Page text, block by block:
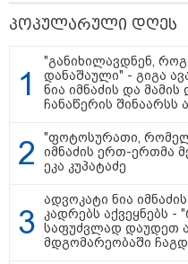
11:13 / 05-08-2026
Hisense
უკეთესი
მსოფლიო
პოპულარული დღეს
"განიხილავდნენ,
დანაშაული" - გიგა
ნია იმნაძის და
ჩანაწერის შინაარსს
"ფოტოსურათი,
იმნაძის ერთ-ერთმა
ეკა კუპატაძე
ადვოკატი ნია
კადრებს აქვეყნებს -
საფუძვლად დაუდეთ
მდგომარეობაში